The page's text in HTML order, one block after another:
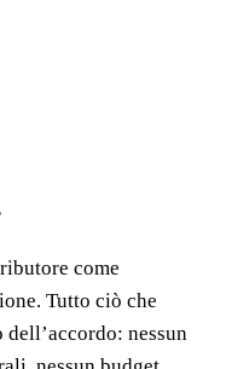
come
Tutto ciò che
nessun